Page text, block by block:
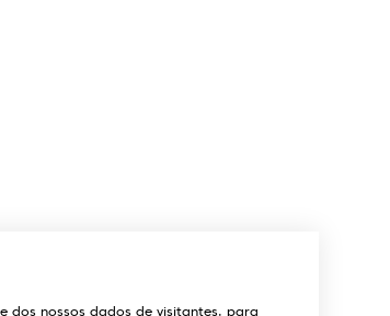
dos nossos dados de visitantes, para